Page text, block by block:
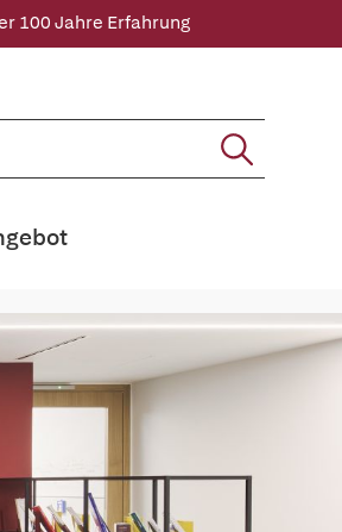
100 Jahre Erfahrung